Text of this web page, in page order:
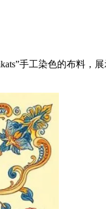
手工染色的布料，